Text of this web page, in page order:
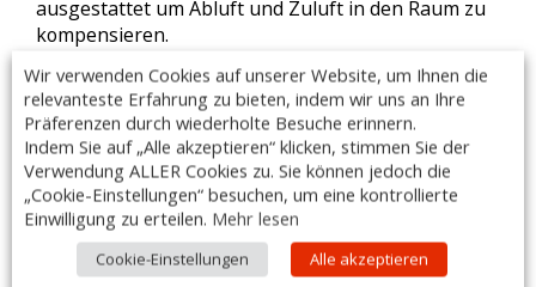
ausgestattet um Abluft und Zuluft in den Raum zu
kompensieren.
Ausführung:
– Maße: 1800 x 1800 x 450mm
– bestimmt für das Abführen von Wrasen
– hergestellt aus rostfreiem, ferritischem Stahl AISI 441
– verschweißte Ecken des Haubenkörpers
– gefalzte Ränder und entgratete Schnittkanten
– umlaufende Fett-/Kondensatsammelrinne mit
Ablassventil
Wir verwenden Cookies auf unserer Website, um Ihnen die
relevanteste Erfahrung zu bieten, indem wir uns an Ihre
Präferenzen durch wiederholte Besuche erinnern.
Indem Sie auf „Alle akzeptieren“ klicken, stimmen Sie der
Verwendung ALLER Cookies zu. Sie können jedoch die
„Cookie-Einstellungen“ besuchen, um eine kontrollierte
Einwilligung zu erteilen. Mehr lesen
Cookie-Einstellungen Alle akzeptieren